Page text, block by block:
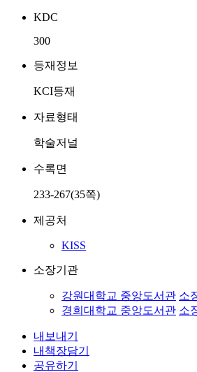
KDC
300
등재정보
KCI등재
자료형태
학술저널
수록면
233-267(35쪽)
제공처
KISS
소장기관
강원대학교 중앙도서관 소
경희대학교 중앙도서관 소
내보내기
내책장담기
공유하기